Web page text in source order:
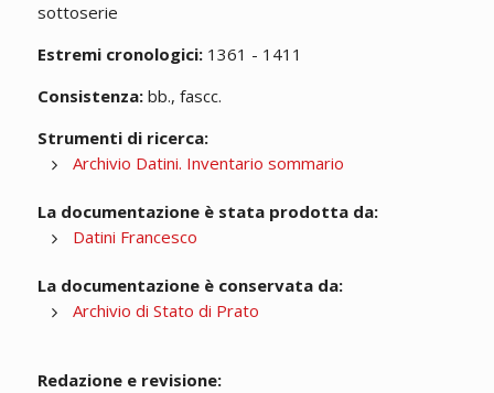
sottoserie
Estremi cronologici:1361 - 1411
Consistenza:bb., fascc.
Strumenti di ricerca:
Archivio Datini. Inventario sommario
La documentazione è stata prodotta da:
Datini Francesco
La documentazione è conservata da:
Archivio di Stato di Prato
Redazione e revisione: